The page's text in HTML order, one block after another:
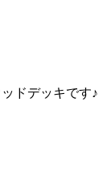
ドデッキです♪